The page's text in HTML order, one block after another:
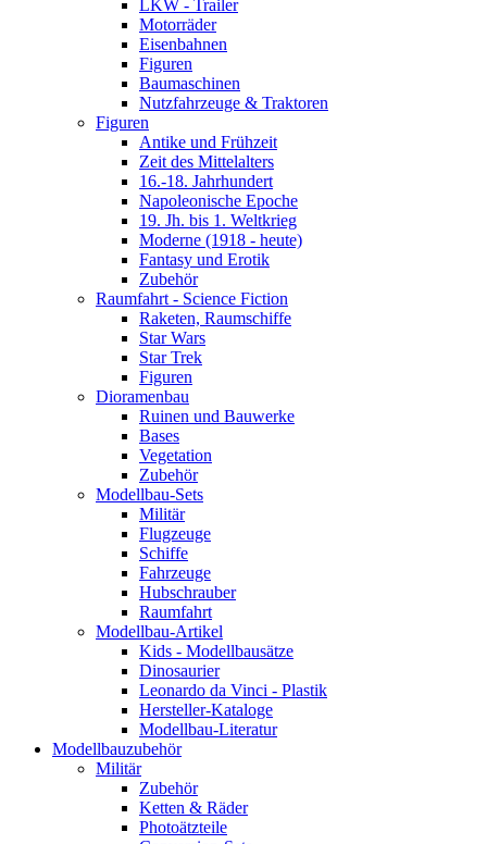
LKW - Trailer
Motorräder
Eisenbahnen
Figuren
Baumaschinen
Nutzfahrzeuge & Traktoren
Figuren
Antike und Frühzeit
Zeit des Mittelalters
16.-18. Jahrhundert
Napoleonische Epoche
19. Jh. bis 1. Weltkrieg
Moderne (1918 - heute)
Fantasy und Erotik
Zubehör
Raumfahrt - Science Fiction
Raketen, Raumschiffe
Star Wars
Star Trek
Figuren
Dioramenbau
Ruinen und Bauwerke
Bases
Vegetation
Zubehör
Modellbau-Sets
Militär
Flugzeuge
Schiffe
Fahrzeuge
Hubschrauber
Raumfahrt
Modellbau-Artikel
Kids - Modellbausätze
Dinosaurier
Leonardo da Vinci - Plastik
Hersteller-Kataloge
Modellbau-Literatur
Modellbauzubehör
Militär
Zubehör
Ketten & Räder
Photoätzteile